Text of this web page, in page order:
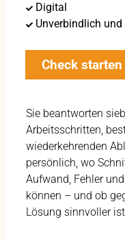
Digital
Unverbindlich
Check starten
Sie beantworten
Arbeitsschritten,
wiederkehrenden
persönlich, wo
Aufwand, Fehler
können – und ob
Lösung sinnvoller